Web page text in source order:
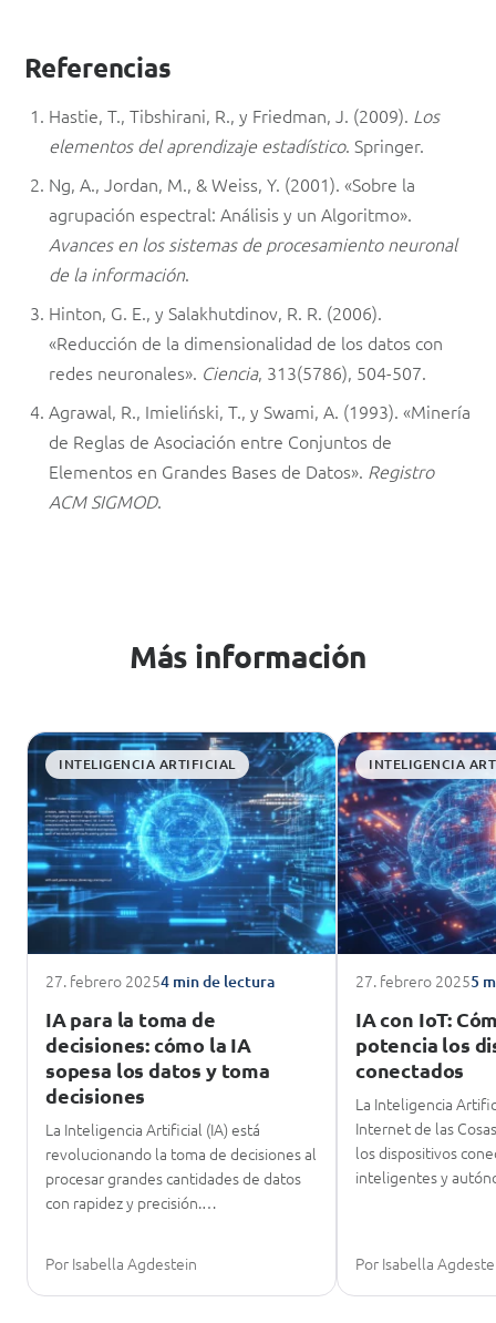
Referencias
Hastie, T., Tibshirani, R., y Friedman, J. (2009). Los
elementos del aprendizaje estadístico. Springer.
Ng, A., Jordan, M., & Weiss, Y. (2001). «Sobre la
agrupación espectral: Análisis y un Algoritmo».
Avances en los sistemas de procesamiento neuronal
de la información.
Hinton, G. E., y Salakhutdinov, R. R. (2006).
«Reducción de la dimensionalidad de los datos con
redes neuronales». Ciencia, 313(5786), 504-507.
Agrawal, R., Imieliński, T., y Swami, A. (1993). «Minería
de Reglas de Asociación entre Conjuntos de
Elementos en Grandes Bases de Datos». Registro
ACM SIGMOD.
Más información
INTELIGENCIA ARTIFICIAL
27. febrero 20254 min de lectura
IA para la toma de
decisiones: cómo la IA
sopesa los datos y toma
decisiones
La Inteligencia Artificial (IA) está
revolucionando la toma de decisiones al
procesar grandes cantidades de datos
con rapidez y precisión.…
Por Isabella Agdestein
INTELIGENCIA
27. febrero 20255
IA con IoT:
potencia los
conectados
La Inteligencia
Internet de las
los dispositivos
inteligentes y
Por Isabella